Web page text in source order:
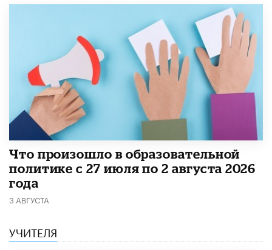
​Что произошло в образовательной
политике с 27 июля по 2 августа 2026
года
3 АВГУСТА
УЧИТЕЛЯ